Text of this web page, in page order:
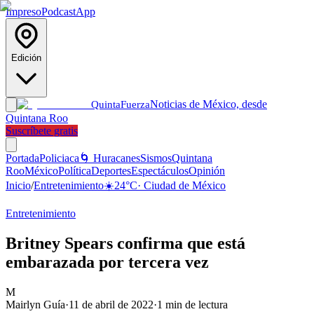
ImpresoPodcastApp
Edición
QuintaFuerzaNoticias de México, desde
Quintana Roo
Suscríbete gratis
PortadaPoliciaca 🌀 HuracanesSismosQuintana
RooMéxicoPolíticaDeportesEspectáculosOpinión
Inicio/Entretenimiento☀️24°C· Ciudad de México
Entretenimiento
Britney Spears confirma que está
embarazada por tercera vez
M
Mairlyn Guía·11 de abril de 2022·1 min de lectura